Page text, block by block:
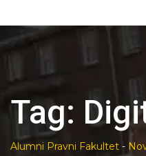
Tag:
Alumni Pravni Fakultet -